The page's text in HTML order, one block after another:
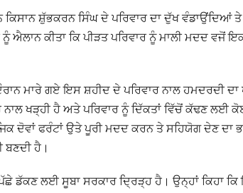
ਸ਼ੁੱਭਕਰਨ ਸਿੰਘ ਦੇ ਪਰਿਵਾਰ ਦਾ ਦੁੱਖ ਵੰਡਾਉਂਦਿਆਂ
ਐਲਾਨ ਕੀਤਾ ਕਿ ਪੀੜਤ ਪਰਿਵਾਰ ਨੂੰ ਮਾਲੀ ਮਦਦ ਵਜੋਂ
ਮਾਰੇ ਗਏ ਇਸ ਸ਼ਹੀਦ ਦੇ ਪਰਿਵਾਰ ਨਾਲ ਹਮਦਰਦੀ ਦਾ
ਖੜ੍ਹੀ ਹੈ ਅਤੇ ਪਰਿਵਾਰ ਨੂੰ ਦਿੱਕਤਾਂ ਵਿੱਚੋਂ ਕੱਢਣ ਲਈ
ਦੋਵਾਂ ਫਰੰਟਾਂ ਉਤੇ ਪੂਰੀ ਮਦਦ ਕਰਨ ਤੇ ਸਹਿਯੋਗ ਦੇਣ ਦਾ
ਬਣਦੀ ਹੈ।
ਡੱਕਣ ਲਈ ਸੂਬਾ ਸਰਕਾਰ ਦ੍ਰਿੜ੍ਹ ਹੈ। ਉਨ੍ਹਾਂ ਕਿਹਾ